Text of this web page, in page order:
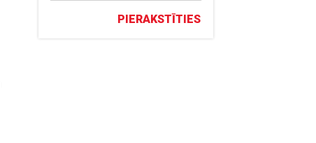
PIERAKSTĪTIES